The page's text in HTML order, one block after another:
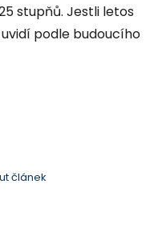
stupňů. Jestli letos
podle budoucího
článek